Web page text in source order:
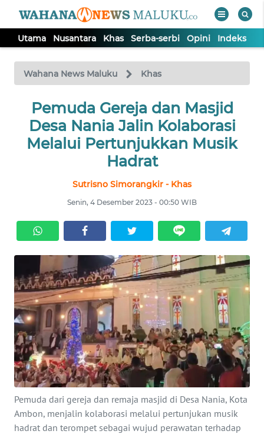
Utama Nusantara Khas Serba-serbi Opini Indeks
Wahana News Maluku Khas
Pemuda Gereja dan Masjid
Desa Nania Jalin Kolaborasi
Melalui Pertunjukkan Musik
Hadrat
Sutrisno Simorangkir - Khas
Senin, 4 Desember 2023 - 00:50 WIB
Pemuda dari gereja dan remaja masjid di Desa Nania, Kota
Ambon, menjalin kolaborasi melalui pertunjukan musik
hadrat dan terompet sebagai wujud perawatan terhadap
TV
Tutup
UTAMA
NUSANTARA
SERBI
Informasi
INDEKS
BERITA
KONTAK
KAMI
INFO
IKLAN